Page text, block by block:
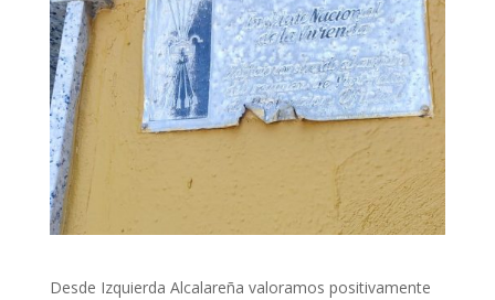
Desde Izquierda Alcalareña valoramos positivamente